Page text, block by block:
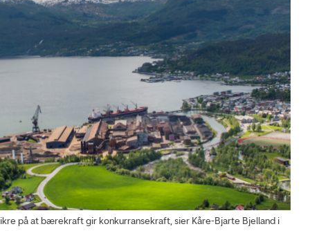
på at bærekraft gir konkurransekraft, sier Kåre-Bjarte Bjelland i